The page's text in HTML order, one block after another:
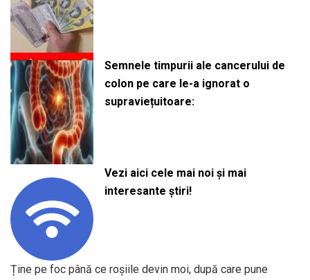
Semnele timpurii ale cancerului de
colon pe care le-a ignorat o
supraviețuitoare:
Vezi aici cele mai noi și mai
interesante știri!
Ține pe foc până ce roșiile devin moi, după care pune